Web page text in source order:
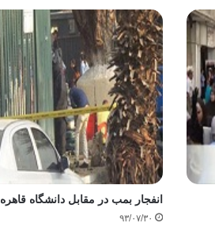
انفجار بمب در مقابل دانشگاه قاهره
۹۳/۰۷/۳۰